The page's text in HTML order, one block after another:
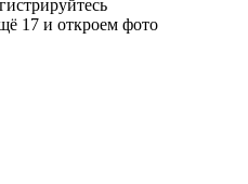
17 и откроем фото